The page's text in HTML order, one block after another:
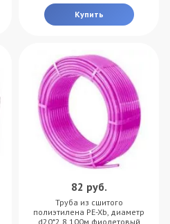
Купить
82 руб.
Труба из сшитого
полиэтилена PE-Xb, диаметр
d20*2.8 100м фиолетовый